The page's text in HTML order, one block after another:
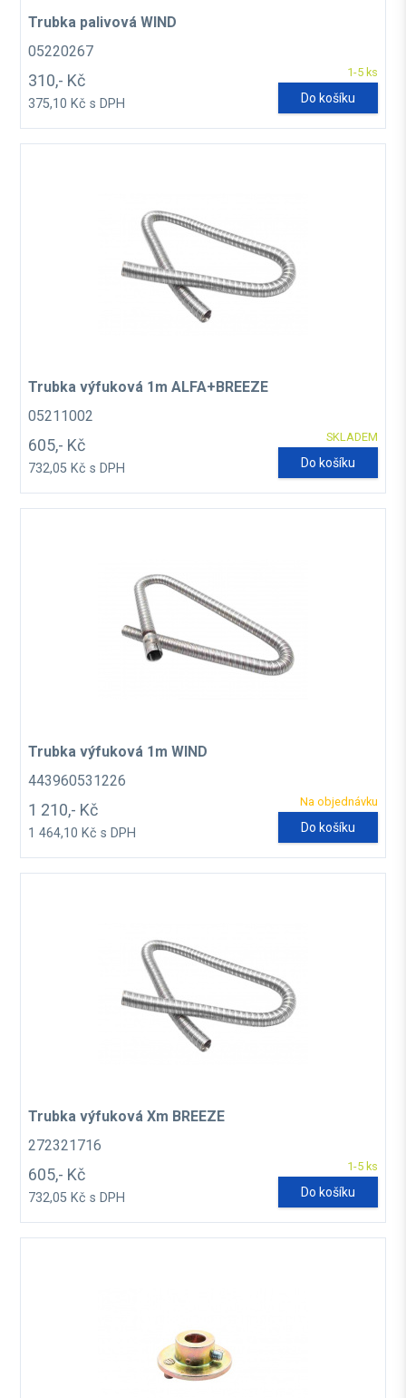
Trubka palivová WIND
05220267
1-5 ks
310,- Kč
375,10 Kč s DPH Do košíku
Trubka výfuková 1m ALFA+BREEZE
05211002
SKLADEM
605,- Kč
732,05 Kč s DPH Do košíku
Trubka výfuková 1m WIND
443960531226
Na objednávku
1 210,- Kč
1 464,10 Kč s DPH Do košíku
Trubka výfuková Xm BREEZE
272321716
1-5 ks
605,- Kč
732,05 Kč s DPH Do košíku